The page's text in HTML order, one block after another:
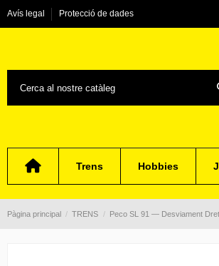
Avís legal Protecció de dades
Trens Hobbies
Pàgina principal TRENS Peco SL 91 — Desviament